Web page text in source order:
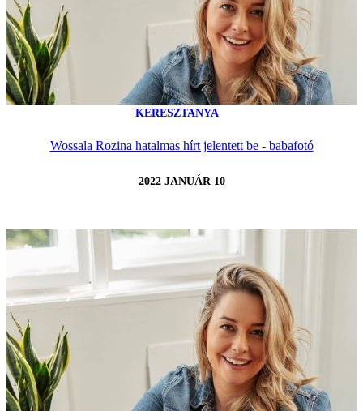
KERESZTANYA
Wossala Rozina hatalmas hírt jelentett be - babafotó
2022 JANUÁR 10